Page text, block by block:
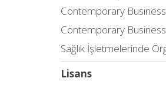
Contemporary
Contemporary
Sağlık İşletmelerinde
Lisans